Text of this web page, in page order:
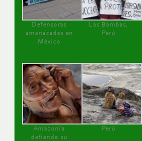
Defensoras
amenazadas en
México
Las Bambas,
Perú
Amazonía
defiende su
Perú